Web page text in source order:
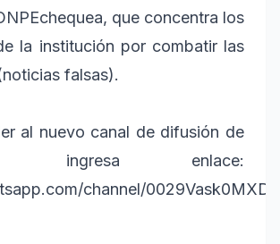
que concentra los
la institución por combatir las
falsas).
al nuevo canal de difusión de
ingresa enlace:
channel/